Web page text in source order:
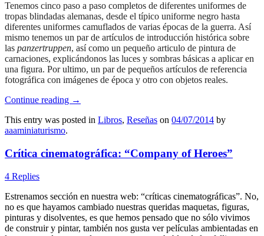
Tenemos cinco paso a paso completos de diferentes uniformes de
tropas blindadas alemanas, desde el típico uniforme negro hasta
diferentes uniformes camuflados de varias épocas de la guerra. Así
mismo tenemos un par de artículos de introducción histórica sobre
las panzertruppen, así como un pequeño articulo de pintura de
carnaciones, explicándonos las luces y sombras básicas a aplicar en
una figura. Por ultimo, un par de pequeños artículos de referencia
fotográfica con imágenes de época y otro con objetos reales.
Continue reading →
This entry was posted in Libros, Reseñas on 04/07/2014 by
aaaminiaturismo.
Crítica cinematográfica: “Company of Heroes”
4 Replies
Estrenamos sección en nuestra web: “críticas cinematográficas”. No,
no es que hayamos cambiado nuestras queridas maquetas, figuras,
pinturas y disolventes, es que hemos pensado que no sólo vivimos
de construir y pintar, también nos gusta ver películas ambientadas en